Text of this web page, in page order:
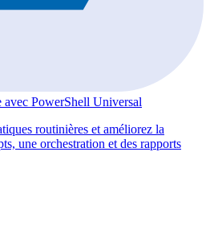
PowerShell Universal
routinières et améliorez la
une orchestration et des rapports